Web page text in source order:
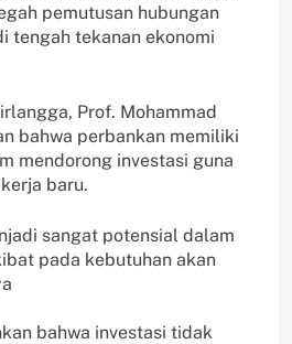
pemutusan hubungan
tengah tekanan ekonomi
Prof. Mohammad
bahwa perbankan memiliki
mendorong investasi guna
baru.
sangat potensial dalam
pada kebutuhan akan
bahwa investasi tidak